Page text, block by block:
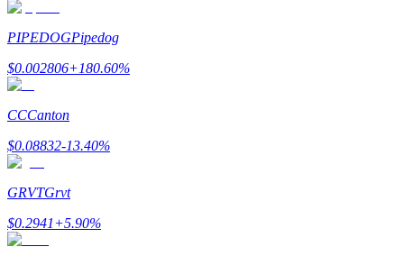
Bitrue Partners
PIPEDOGPipedog
$0.002806+180.60%
CCCanton
$0.08832-13.40%
GRVTGrvt
$0.2941+5.90%